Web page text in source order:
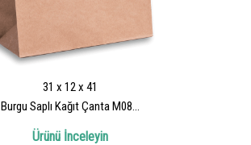
31 x 12 x 41
Burgu Saplı Kağıt Çanta M08...
Ürünü İnceleyin